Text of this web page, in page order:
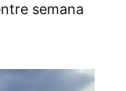
semana